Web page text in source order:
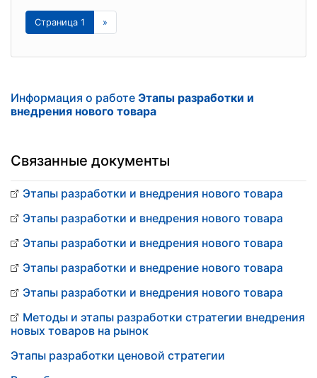
Страница 1 »
Информация о работе Этапы разработки и
внедрения нового товара
Связанные документы
Этапы разработки и внедрения нового товара
Этапы разработки и внедрения нового товара
Этапы разработки и внедрения нового товара
Этапы разработки и внедрение нового товара
Этапы разработки и внедрения нового товара
Методы и этапы разработки стратегии внедрения
новых товаров на рынок
Этапы разработки ценовой стратегии